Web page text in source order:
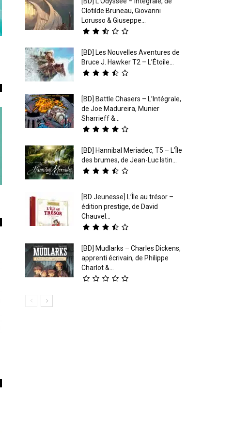
Clotilde Bruneau, Giovanni
Lorusso & Giuseppe...
[BD] Les Nouvelles Aventures de
Bruce J. Hawker T2 – L’Étoile...
[BD] Battle Chasers – L’Intégrale,
de Joe Madureira, Munier
Sharrieff &...
[BD] Hannibal Meriadec, T5 – L’Île
des brumes, de Jean-Luc Istin...
[BD Jeunesse] L’Île au trésor –
édition prestige, de David
Chauvel...
[BD] Mudlarks – Charles Dickens,
apprenti écrivain, de Philippe
Charlot &...